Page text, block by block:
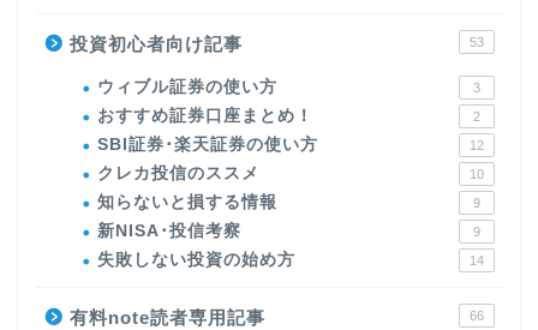
投資初心者向け記事 53
ウィブル証券の使い方 3
おすすめ証券口座まとめ！ 2
SBI証券･楽天証券の使い方 12
クレカ投信のススメ 10
知らないと損する情報 9
新NISA･投信考察 9
失敗しない投資の始め方 14
有料note読者専用記事 66